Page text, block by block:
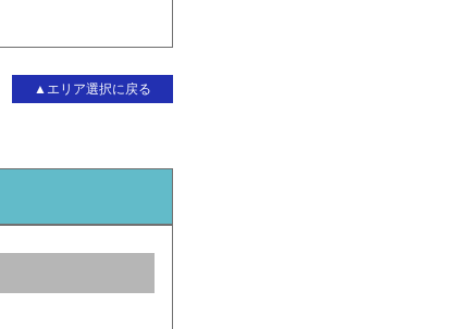
▲エリア選択に戻る